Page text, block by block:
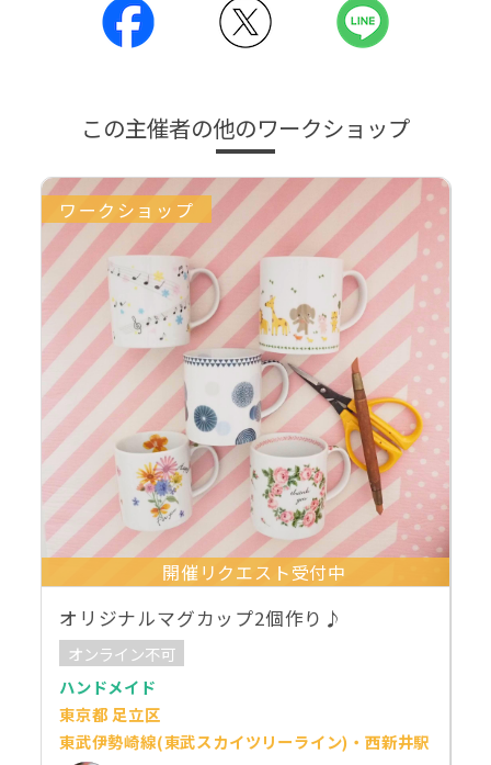
この主催者の他のワークショップ
ワークショップ
開催リクエスト受付中
オリジナルマグカップ2個作り♪
オンライン不可
ハンドメイド
東京都 足立区
東武伊勢崎線(東武スカイツリーライン)・西新井駅